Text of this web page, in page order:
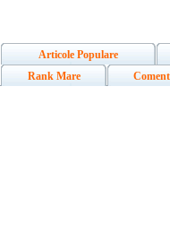
Articole Populare
Rank Mare